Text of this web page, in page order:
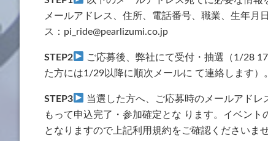
メールアドレス、住所、電話番号、職業、生年月
ス：pi_ride@pearlizumi.co.jp
STEP2
ご応募後、弊社にて受付・抽選（1/28
た方には1/29以降に順次メールに て連絡します）。
STEP3
当選した方へ、ご応募時のメールアド
もって申込完了・参加確定とな ります。イベン
となりますので上記利用規約をご確認くださいませ